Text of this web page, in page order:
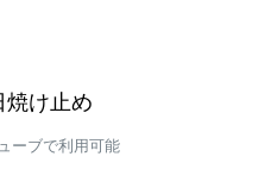
焼け止め
ーブで利用可能